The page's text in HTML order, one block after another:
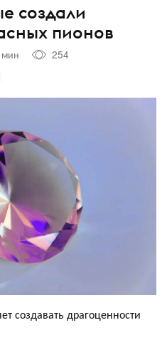
создали
пионов
мин
254
создавать драгоценности